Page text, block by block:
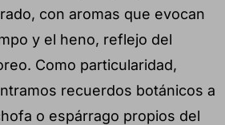
con aromas que evocan
y el heno, reflejo del
Como particularidad,
recuerdos botánicos a
o espárrago propios del